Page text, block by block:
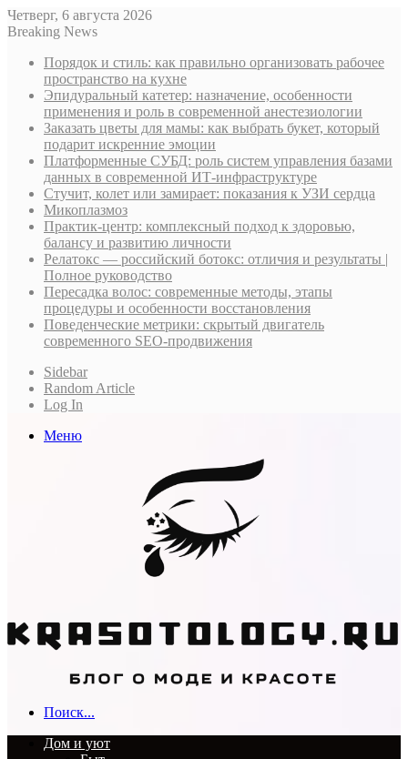
Четверг, 6 августа 2026
Breaking News
Порядок и стиль: как правильно организовать рабочее
пространство на кухне
Эпидуральный катетер: назначение, особенности
применения и роль в современной анестезиологии
Заказать цветы для мамы: как выбрать букет, который
подарит искренние эмоции
Платформенные СУБД: роль систем управления базами
данных в современной ИТ-инфраструктуре
Стучит, колет или замирает: показания к УЗИ сердца
Микоплазмоз
Практик-центр: комплексный подход к здоровью,
балансу и развитию личности
Релатокс — российский ботокс: отличия и результаты |
Полное руководство
Пересадка волос: современные методы, этапы
процедуры и особенности восстановления
Поведенческие метрики: скрытый двигатель
современного SEO-продвижения
Sidebar
Random Article
Log In
Меню
Поиск...
Дом и уют